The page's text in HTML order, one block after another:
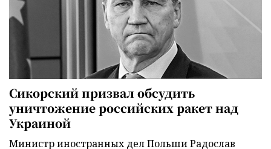
Сикорский призвал обсудить
уничтожение российских ракет над
Украиной
Министр иностранных дел Польши Радослав